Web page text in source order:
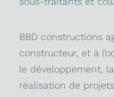
BBD constructions
constructeur, et à
le développement,
réalisation de